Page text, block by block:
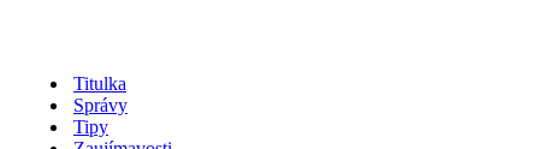
Titulka
Správy
Tipy